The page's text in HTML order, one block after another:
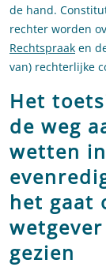
de hand.
rechter worden
Rechtspraak en
van) rechterlijke
Het
de weg
wetten
het gaat
gezien